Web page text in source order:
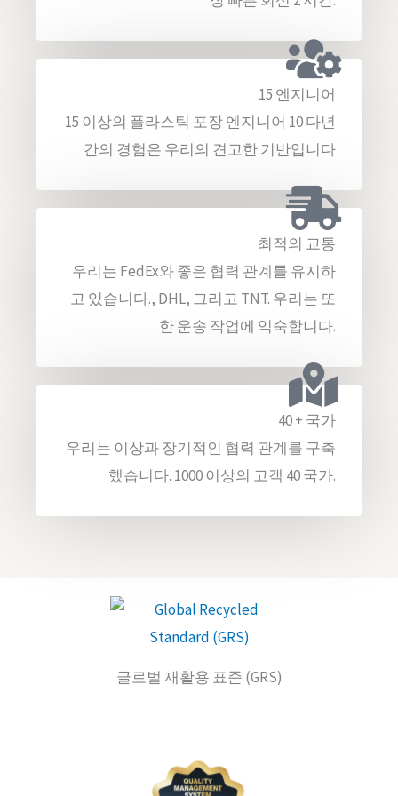
15 엔지니어
15 이상의 플라스틱 포장 엔지니어 10 다년
간의 경험은 우리의 견고한 기반입니다
최적의 교통
우리는 FedEx와 좋은 협력 관계를 유지하
고 있습니다., DHL, 그리고 TNT. 우리는 또
한 운송 작업에 익숙합니다.
40 + 국가
우리는 이상과 장기적인 협력 관계를 구축
했습니다. 1000 이상의 고객 40 국가.
글로벌 재활용 표준 (GRS)